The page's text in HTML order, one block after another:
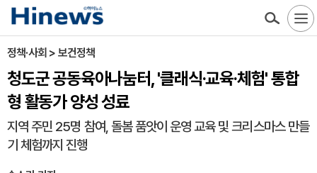
정책·사회 > 보건정책
청도군 공동육아나눔터, '클래식·교육·체험' 통합
형 활동가 양성 성료
지역 주민 25명 참여, 돌봄 품앗이 운영 교육 및 크리스마스 만들
기 체험까지 진행